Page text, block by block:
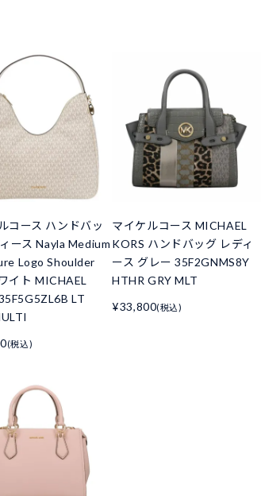
コース ハンドバッ
ース Nayla Medium
Logo Shoulder
イト MICHAEL
LT
(税込)
マイケルコース MICHAEL
KORS ハンドバッグ レディ
ース グレー 35F2GNMS8Y
HTHR GRY MLT
¥33,800(税込)